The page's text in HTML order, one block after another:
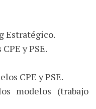
Estratégico.
y PSE.
CPE y PSE.
modelos (trabajo